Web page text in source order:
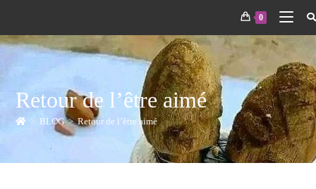
0
Retour de l’être aimé
> BLOG > Retour de l’être aimé